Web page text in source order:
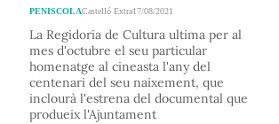
PENISCOLACastelló Extra17/08/2021
La Regidoria de Cultura ultima per al
mes d'octubre el seu particular
homenatge al cineasta l'any del
centenari del seu naixement, que
inclourà l'estrena del documental que
produeix l'Ajuntament